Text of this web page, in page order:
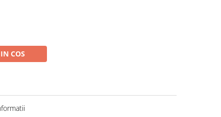
COS